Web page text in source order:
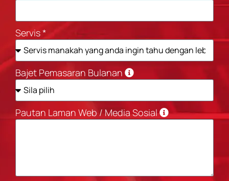
Servis
Bajet Pemasaran Bulanan
Pautan Laman Web / Media Sosial